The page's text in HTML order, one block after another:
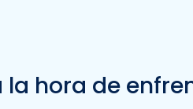
hora de